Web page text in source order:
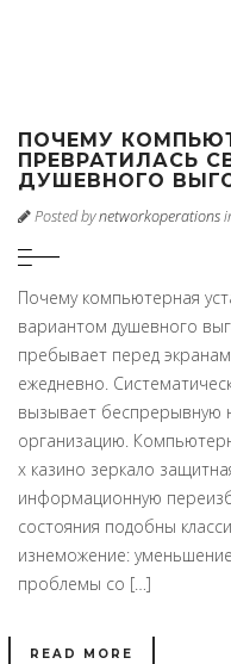
ПОЧЕМУ
ПРЕВРАТИЛАСЬ
ДУШЕВНОГО
Posted bynetworkoperations
Почему компьютерная
вариантом душевного
пребывает перед
ежедневно.
вызывает беспрерывную
организацию.
х казино зеркало
информационную
состояния подобны
изнеможение:
проблемы со […]
READ MORE